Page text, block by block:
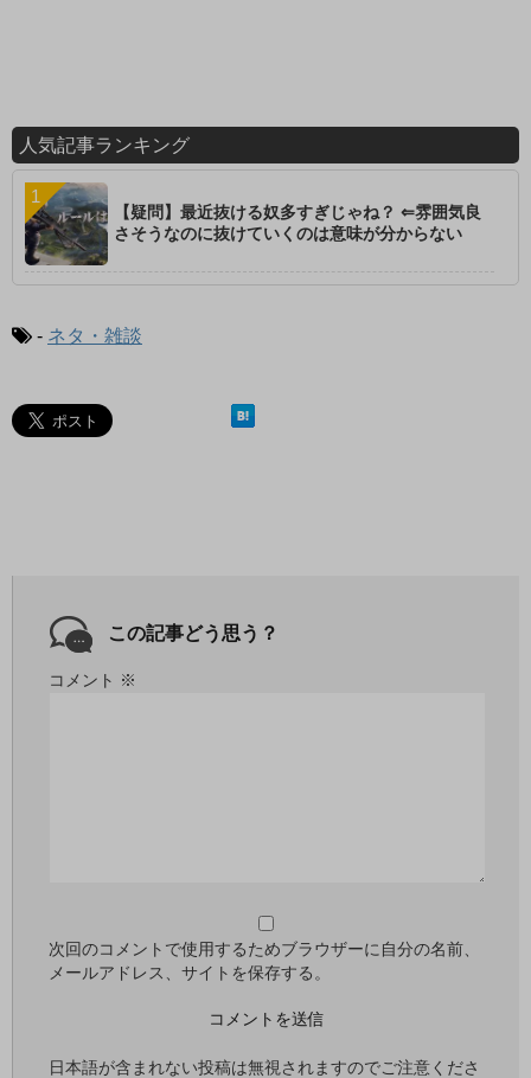
人気記事ランキング
【疑問】最近抜ける奴多すぎじゃね？ ⇐雰囲気良
さそうなのに抜けていくのは意味が分からない
- ネタ・雑談
この記事どう思う？
コメント ※
次回のコメントで使用するためブラウザーに自分の名前、
メールアドレス、サイトを保存する。
日本語が含まれない投稿は無視されますのでご注意くださ